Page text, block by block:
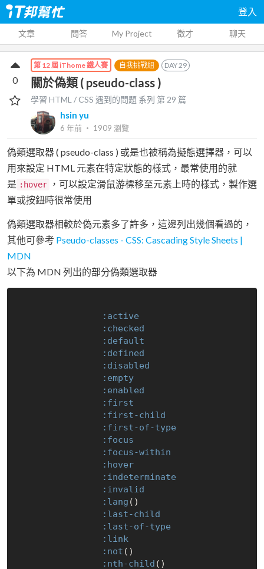
登入
文章 問答 My Project 徵才 聊天
第 12 屆 iThome 鐵人賽 自我挑戰組 DAY29
關於偽類 ( pseudo-class )
學習 HTML / CSS 遇到的問題 系列 第29 篇
hsin yu
6 年前 ‧ 1909 瀏覽
0
偽類選取器 ( pseudo-class ) 或是也被稱為擬態選擇器，可以
用來設定 HTML 元素在特定狀態的樣式，最常使用的就
是 :hover
，可以設定滑鼠游標移至元素上時的樣式，製作選
單或按鈕時很常使用
偽類選取器相較於偽元素多了許多，這邊列出幾個看過的，
其他可參考 Pseudo-classes - CSS: Cascading Style Sheets |
MDN
以下為 MDN 列出的部分偽類選取器
:active
:checked
:default
:defined
:disabled
:empty
:enabled
:first
:first-child
:first-of-type
:focus
:focus-within
:hover
:indeterminate
:invalid
:lang ()
:last-child
:last-of-type
:link
:not ()
:nth-child ()